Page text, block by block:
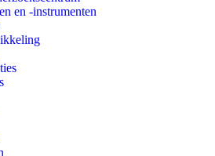
en -instrumenten